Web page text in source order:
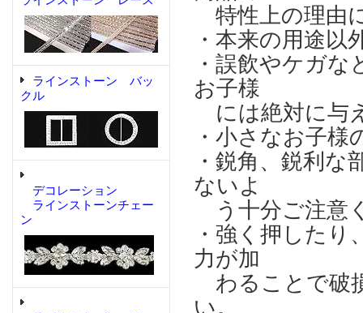
ラインストーン バッ
クル
デコレーション
ラインストーンチェー
ン
特性上の理由
・本来の用途
・誤飲やケガ
お子様
には絶対に与
・小さなお子
・鋭角、鋭利
ないよ
う十分ご注意
・強く押した
力が加
わることで破
い。